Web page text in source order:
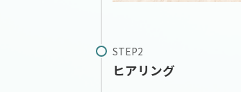
ヒアリング